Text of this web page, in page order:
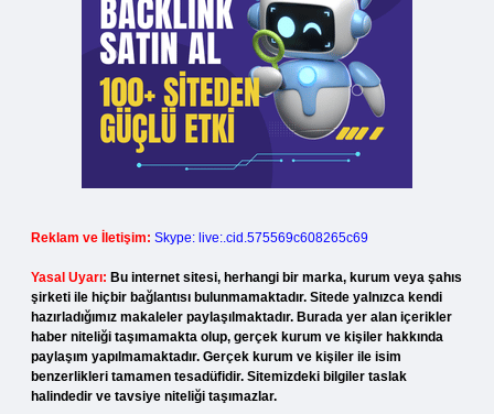
Reklam ve İletişim: Skype: live:.cid.575569c608265c69
Yasal Uyarı: Bu internet sitesi, herhangi bir marka, kurum veya şahıs
şirketi ile hiçbir bağlantısı bulunmamaktadır. Sitede yalnızca kendi
hazırladığımız makaleler paylaşılmaktadır. Burada yer alan içerikler
haber niteliği taşımamakta olup, gerçek kurum ve kişiler hakkında
paylaşım yapılmamaktadır. Gerçek kurum ve kişiler ile isim
benzerlikleri tamamen tesadüfidir. Sitemizdeki bilgiler taslak
halindedir ve tavsiye niteliği taşımazlar.